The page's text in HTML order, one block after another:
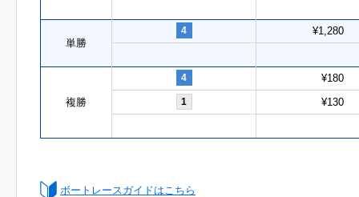
単勝
4 ¥1,280
複勝
4 ¥180
1 ¥130
ボートレースガイドはこちら